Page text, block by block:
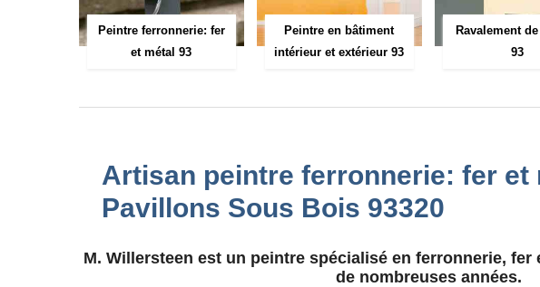
Peintre ferronnerie: fer
et métal 93
Peintre en bâtiment
intérieur et extérieur 93
Ravalement
93
Artisan peintre ferronnerie: fer et
Pavillons Sous Bois 93320
M. Willersteen est un peintre spécialisé en ferronnerie,
de nombreuses années.